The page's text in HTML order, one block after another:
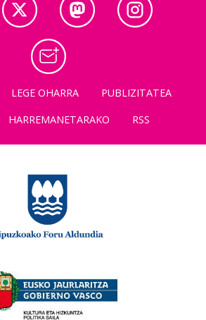
LEGE OHARRA
PUBLIZITATEA
HARREMANETARAKO RSS